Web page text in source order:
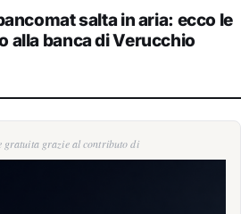
salta in aria: ecco le
alla banca di Verucchio
gratuita grazie al contributo di